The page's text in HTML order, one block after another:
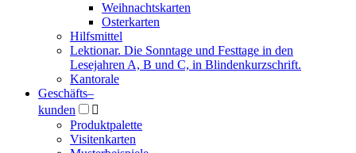
Weihnachtskarten
Osterkarten
Hilfsmittel
Lektionar. Die Sonntage und Festtage in den
Lesejahren A, B und C, in Blindenkurzschrift.
Kantorale
Geschäfts­–
kunden

Produktpalette
Visitenkarten